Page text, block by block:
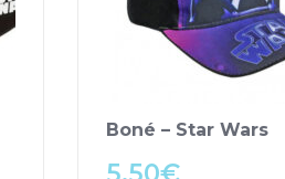
Boné – Star Wars